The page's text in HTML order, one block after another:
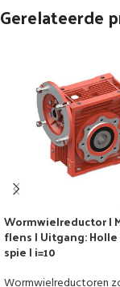
Gerelateerde
Wormwielreductor |
flens | Uitgang:
spie | i=10